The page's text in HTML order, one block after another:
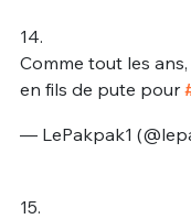
14.
Comme tout les
en fils de pute pour
— LePakpak1
15.